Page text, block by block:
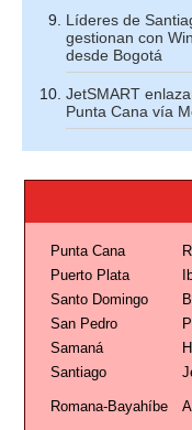
Líderes de
gestionan con
desde Bogotá
JetSMART
Punta Cana vía
Punta Cana
Puerto Plata
Santo Domingo
San Pedro
Samaná
Santiago
Romana-Bayahíbe